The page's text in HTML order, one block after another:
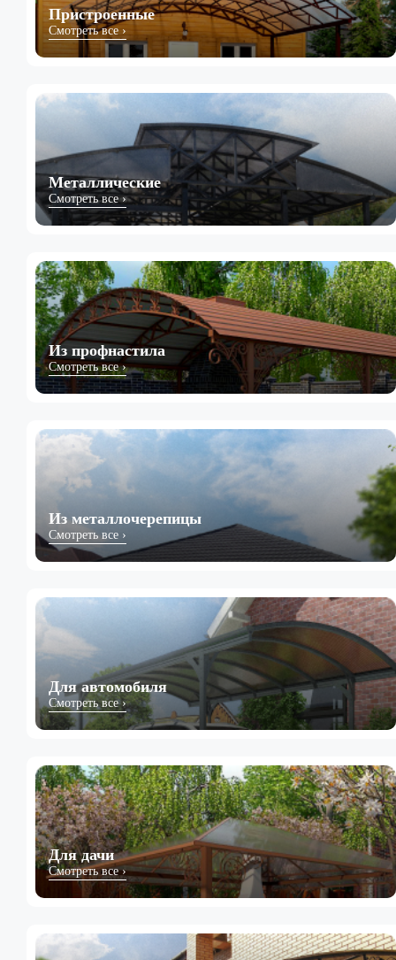
Пристроенные
Смотреть все ›
Металлические
Смотреть все ›
Из профнастила
Смотреть все ›
Из металлочерепицы
Смотреть все ›
Для автомобиля
Смотреть все ›
Для дачи
Смотреть все ›